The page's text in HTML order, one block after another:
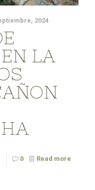
2024
LA
0 Read more